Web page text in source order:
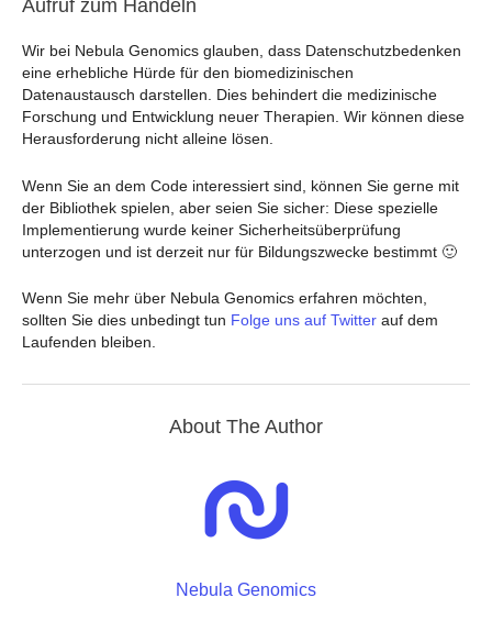
Aufruf zum Handeln
Wir bei Nebula Genomics glauben, dass Datenschutzbedenken
eine erhebliche Hürde für den biomedizinischen
Datenaustausch darstellen. Dies behindert die medizinische
Forschung und Entwicklung neuer Therapien. Wir können diese
Herausforderung nicht alleine lösen.
Wenn Sie an dem Code interessiert sind, können Sie gerne mit
der Bibliothek spielen, aber seien Sie sicher: Diese spezielle
Implementierung wurde keiner Sicherheitsüberprüfung
unterzogen und ist derzeit nur für Bildungszwecke bestimmt 🙂
Wenn Sie mehr über Nebula Genomics erfahren möchten,
sollten Sie dies unbedingt tun Folge uns auf Twitter auf dem
Laufenden bleiben.
About The Author
Nebula Genomics